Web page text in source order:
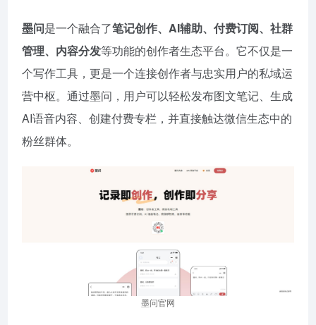
墨问是一个融合了笔记创作、AI辅助、付费订阅、社群
管理、内容分发等功能的创作者生态平台。它不仅是一
个写作工具，更是一个连接创作者与忠实用户的私域运
营中枢。通过墨问，用户可以轻松发布图文笔记、生成
AI语音内容、创建付费专栏，并直接触达微信生态中的
粉丝群体。
墨问官网